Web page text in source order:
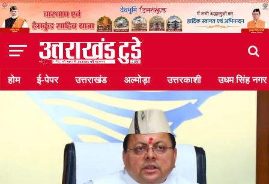
होम ई-पेपर उत्तराखंड अल्मोड़ा उत्तरकाशी उधम सिंह नगर